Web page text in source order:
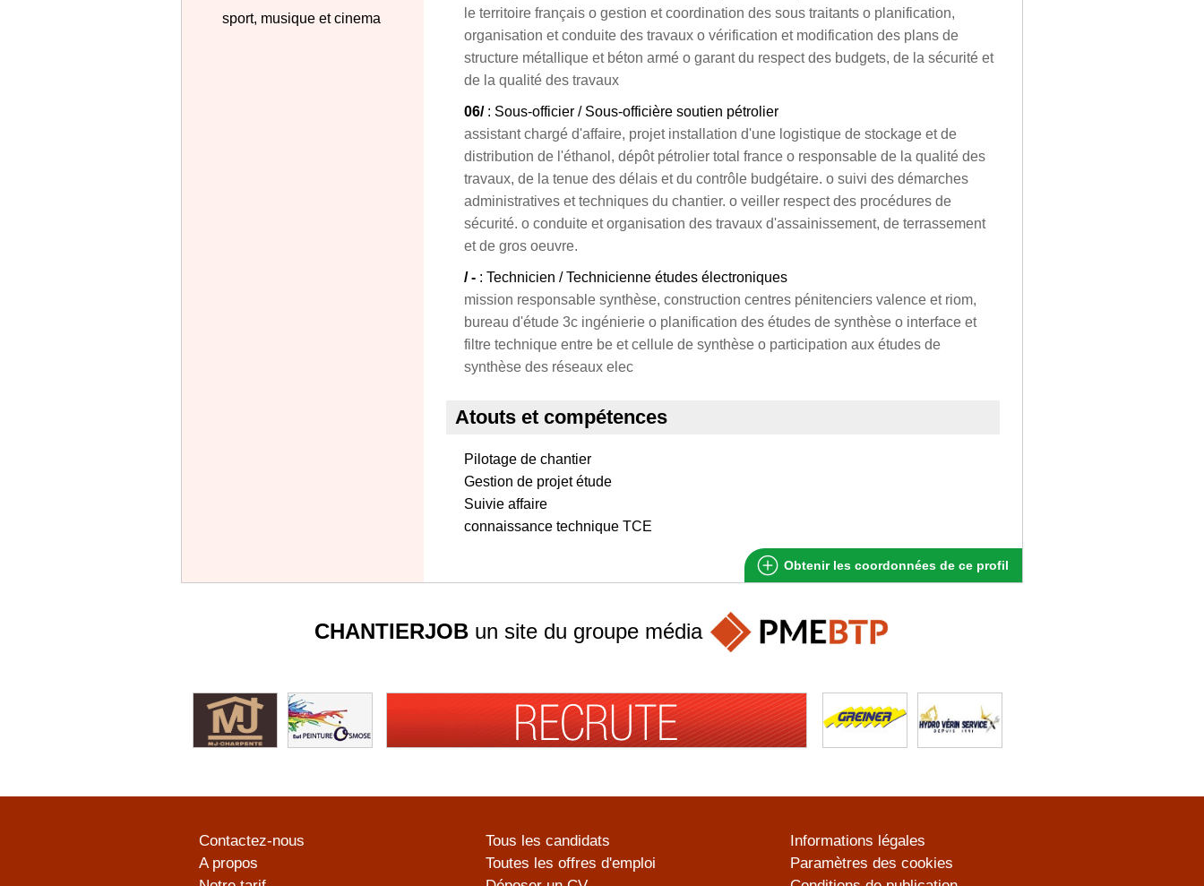
sport, musique et cinema
le territoire français o gestion et coordination des sous traitants o planification,
organisation et conduite des travaux o vérification et modification des plans de
structure métallique et béton armé o garant du respect des budgets, de la sécurité et
de la qualité des travaux
06/: Sous-officier / Sous-officière soutien pétrolier
assistant chargé d'affaire, projet installation d'une logistique de stockage et de
distribution de l'éthanol, dépôt pétrolier total france o responsable de la qualité des
travaux, de la tenue des délais et du contrôle budgétaire. o suivi des démarches
administratives et techniques du chantier. o veiller respect des procédures de
sécurité. o conduite et organisation des travaux d'assainissement, de terrassement
et de gros oeuvre.
/ - : Technicien / Technicienne études électroniques
mission responsable synthèse, construction centres pénitenciers valence et riom,
bureau d'étude 3c ingénierie o planification des études de synthèse o interface et
filtre technique entre be et cellule de synthèse o participation aux études de
synthèse des réseaux elec
Atouts et compétences
Pilotage de chantier
Gestion de projet étude
Suivie affaire
connaissance technique TCE
Obtenir les coordonnées de ce profil
CHANTIERJOBun site du groupe média
Contactez-nous
A propos
Tous les candidats
Toutes les offres d'emploi
Informations légales
Paramètres des cookies